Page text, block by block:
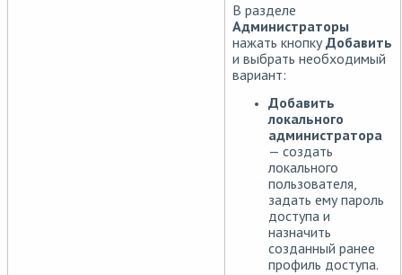
В разделе
Администраторы
нажать кнопкуДобавить
и выбрать необходимый
вариант:
Добавить
локального
администратора
— создать
локального
пользователя,
задать ему пароль
доступа и
назначить
созданный ранее
профиль доступа.